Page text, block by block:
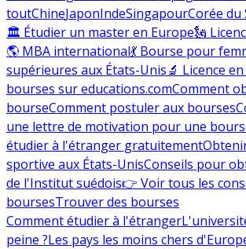
toutChineJaponIndeSingapourCorée du
🏛 Étudier un master en Europe🗽
🌎 MBA international💃 Bourse pour
supérieures aux États-Unis🔬 Licence
bourses sur educations.comComment
bourseComment postuler aux bourses
une lettre de motivation pour une
étudier à l'étranger gratuitement
sportive aux États-UnisConseils pour
de l'Institut suédois👉 Voir tous les
boursesTrouver des bourses
Comment étudier à l'étranger
peine ?Les pays les moins chers